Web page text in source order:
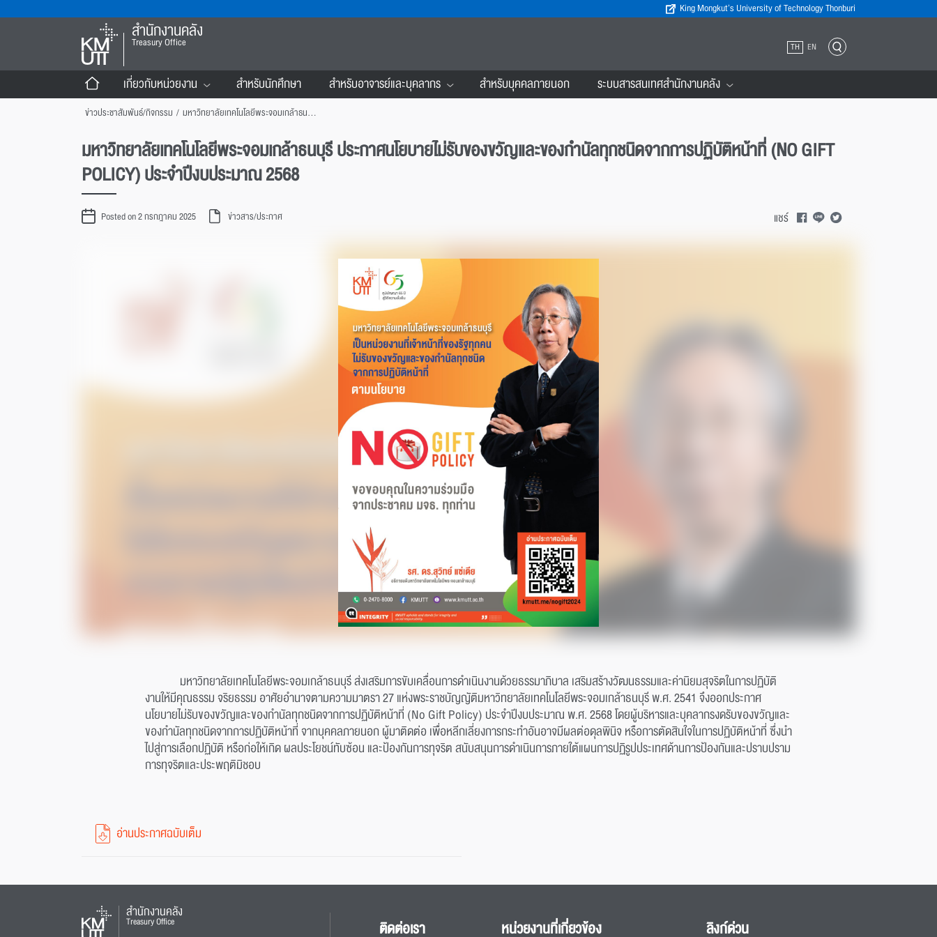
King Mongkut’s University of Technology Thonburi
สำนักงานคลัง
Treasury Office TH EN
เกี่ยวกับหน่วยงาน สำหรับนักศึกษา สำหรับอาจารย์และบุคลากร สำหรับบุคคลภายนอก ระบบสารสนเทศสำนักงานคลัง
ข่าวประชาสัมพันธ์/กิจกรรม / มหาวิทยาลัยเทคโนโลยีพระจอมเกล้าธนบุรี ประกาศนโยบายไม่รับของขวัญและของกำนัลทุกชนิดจากการปฏิบัติหน้าที่ (NO GIFT POLICY) ประจำปีงบประมาณ 2568
มหาวิทยาลัยเทคโนโลยีพระจอมเกล้าธนบุรี ประกาศนโยบายไม่รับของขวัญและของกำนัลทุกชนิดจากการปฏิบัติหน้าที่ (NO GIFT
POLICY) ประจำปีงบประมาณ 2568
Posted on 2 กรกฎาคม 2025 ข่าวสาร/ประกาศ แชร์
มหาวิทยาลัยเทคโนโลยีพระจอมเกล้าธนบุรี ส่งเสริมการขับเคลื่อนการดำเนินงานด้วยธรรมาภิบาล เสริมสร้างวัฒนธรรมและค่านิยมสุจริตในการปฏิบัติ
งานให้มีคุณธรรม จริยธรรม อาศัยอำนาจตามความมาตรา 27 แห่งพระราชบัญญัติมหาวิทยาลัยเทคโนโลยีพระจอมเกล้าธนบุรี พ.ศ. 2541 จึงออกประกาศ
นโยบายไม่รับของขวัญและของกำนัลทุกชนิดจากการปฏิบัติหน้าที่ (No Gift Policy) ประจำปีงบประมาณ พ.ศ. 2568 โดยผู้บริหารและบุคลากรงดรับของขวัญและ
ของกำนัลทุกชนิดจากการปฏิบัติหน้าที่ จากบุคคลภายนอก ผู้มาติดต่อ เพื่อหลีกเลี่ยงการกระทำอันอาจมีผลต่อดุลพินิจ หรือการตัดสินใจในการปฏิบัติหน้าที่ ซึ่งนำ
ไปสู่การเลือกปฏิบัติ หรือก่อให้เกิด ผลประโยชน์ทับซ้อน และป้องกันการทุจริต สนับสนุนการดำเนินการภายใต้แผนการปฏิรูปประเทศด้านการป้องกันและปราบปราม
การทุจริตและประพฤติมิชอบ
อ่านประกาศฉบับเต็ม
สำนักงานคลัง
Treasury Office ติดต่อเรา หน่วยงานที่เกี่ยวข้อง ลิงก์ด่วน